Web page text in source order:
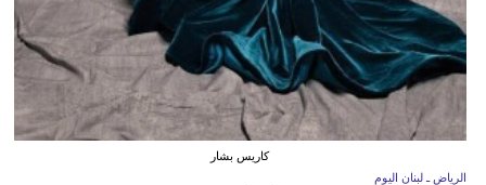
كاريس بشار
الرياض ـ لبنان اليوم